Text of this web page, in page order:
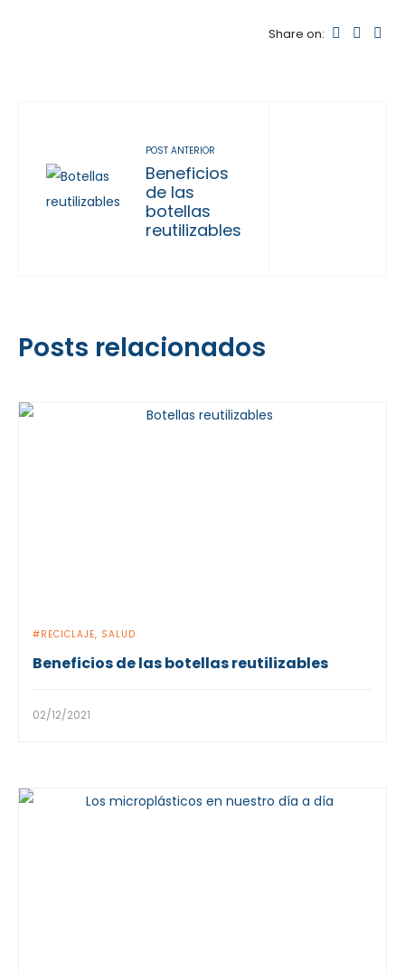
Share on:
POST ANTERIOR
Beneficios
de las
botellas
reutilizables
Posts relacionados
RECICLAJE SALUD
Beneficios de las botellas reutilizables
02/12/2021